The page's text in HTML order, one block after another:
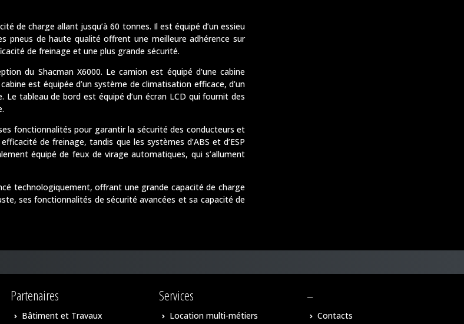
de charge allant jusqu’à 60 tonnes. Il est équipé d’un essieu
pneus de haute qualité offrent une meilleure adhérence sur
de freinage et une plus grande sécurité.
du Shacman X6000. Le camion est équipé d’une cabine
est équipée d’un système de climatisation efficace, d’un
tableau de bord est équipé d’un écran LCD qui fournit des
fonctionnalités pour garantir la sécurité des conducteurs et
de freinage, tandis que les systèmes d’ABS et d’ESP
équipé de feux de virage automatiques, qui s’allument
technologiquement, offrant une grande capacité de charge
ses fonctionnalités de sécurité avancées et sa capacité de
Partenaires
Bâtiment et Travaux
Services
Location multi-métiers
–
Contacts